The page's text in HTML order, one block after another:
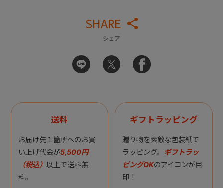
SHARE
シェア
送料
お届け先１箇所へのお買
い上げ代金が5,500円
（税込） 以上で送料無
料。
ギフトラッピング
贈り物を素敵な包装紙で
ラッピング。 ギフトラッ
ピングOKのアイコンが目
印！